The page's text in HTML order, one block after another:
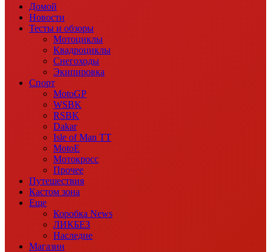
Домой
Новости
Тесты и обзоры
Мотоциклы
Квадроциклы
Снегоходы
Экипировка
Спорт
MotoGP
WSBK
RSBK
Dakar
Isle of Man TT
MotoE
Мотокросс
Прочее
Путешествия
Кастом зона
Еще
Коробка News
ЛИКБЕЗ
Наследие
Магазин